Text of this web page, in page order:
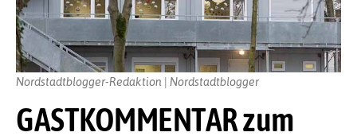
GASTKOMMENTAR zum
Nordstadtblogger-Redaktion | Nordstadtblogger